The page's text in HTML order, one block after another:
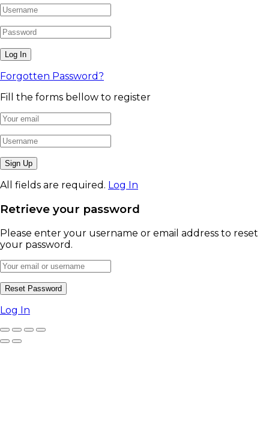
Forgotten Password?
Fill the forms bellow to register
All fields are required. Log In
Retrieve your password
Please enter your username or email address to reset
your password.
Log In